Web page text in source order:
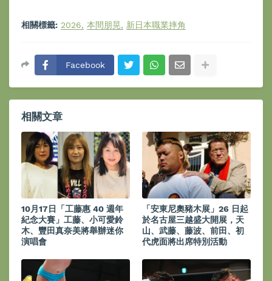
相關標籤: 2026 本間朋晃 新日本職業摔角
Facebook
相關文章
10月17日「工藤惠 40 週年
紀念大賽」工藤、小可愛鈴
木、豐田真奈美將舉辦迷你
演唱會
「安東尼奧豬木展」26 日起
於名古屋三越盛大開展，天
山、武藤、藤波、前田、初
代虎面將出席特別活動